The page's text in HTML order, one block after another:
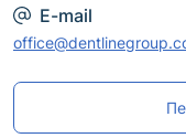
E-mail